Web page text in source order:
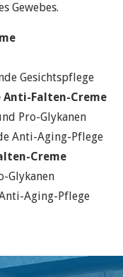
Gewebes.
Gesichtspflege
Falten-Creme
Pro-Glykanen
Anti-Aging-Pflege
Creme
Glykanen
Aging-Pflege